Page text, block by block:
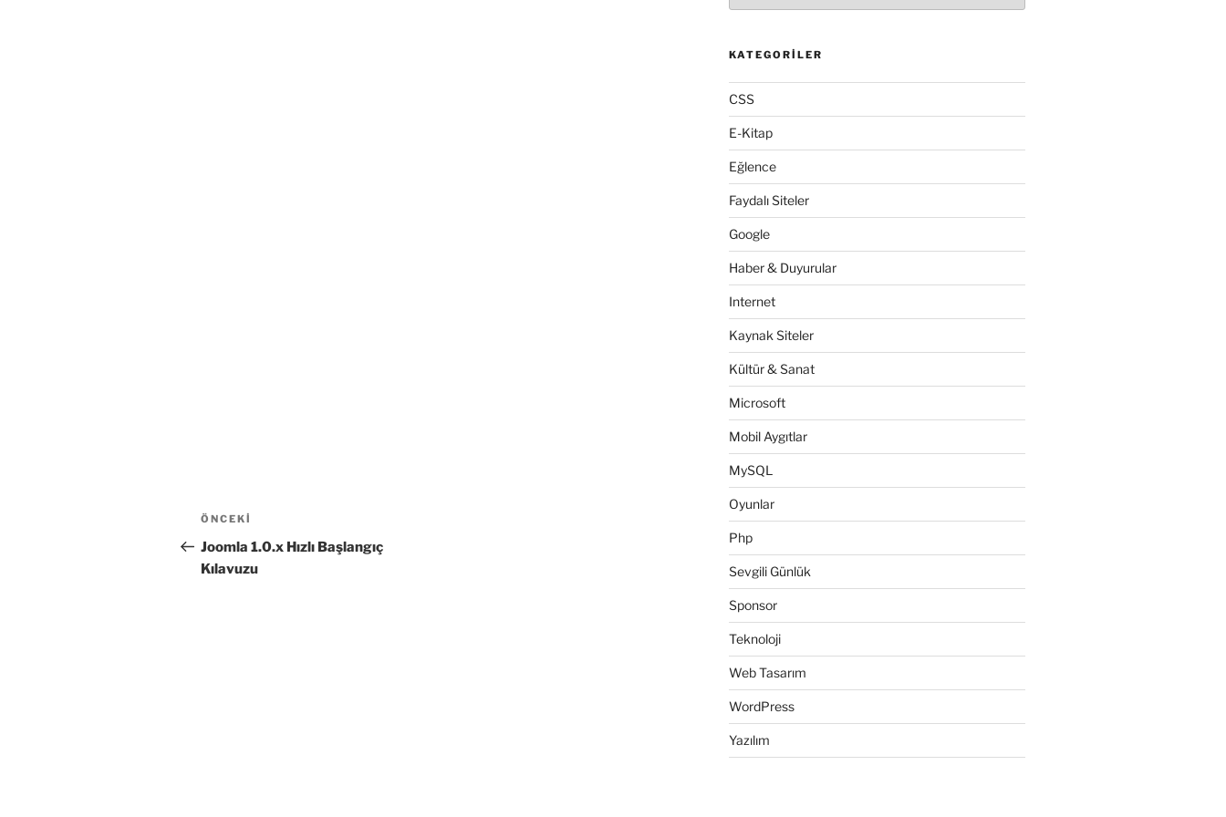
Yazı
gezinmesi
Önceki
Yazı
ÖNCEKI
Joomla 1.0.x Hızlı Başlangıç
Kılavuzu
KATEGORILER
CSS
E-Kitap
Eğlence
Faydalı Siteler
Google
Haber & Duyurular
Internet
Kaynak Siteler
Kültür & Sanat
Microsoft
Mobil Aygıtlar
MySQL
Oyunlar
Php
Sevgili Günlük
Sponsor
Teknoloji
Web Tasarım
WordPress
Yazılım